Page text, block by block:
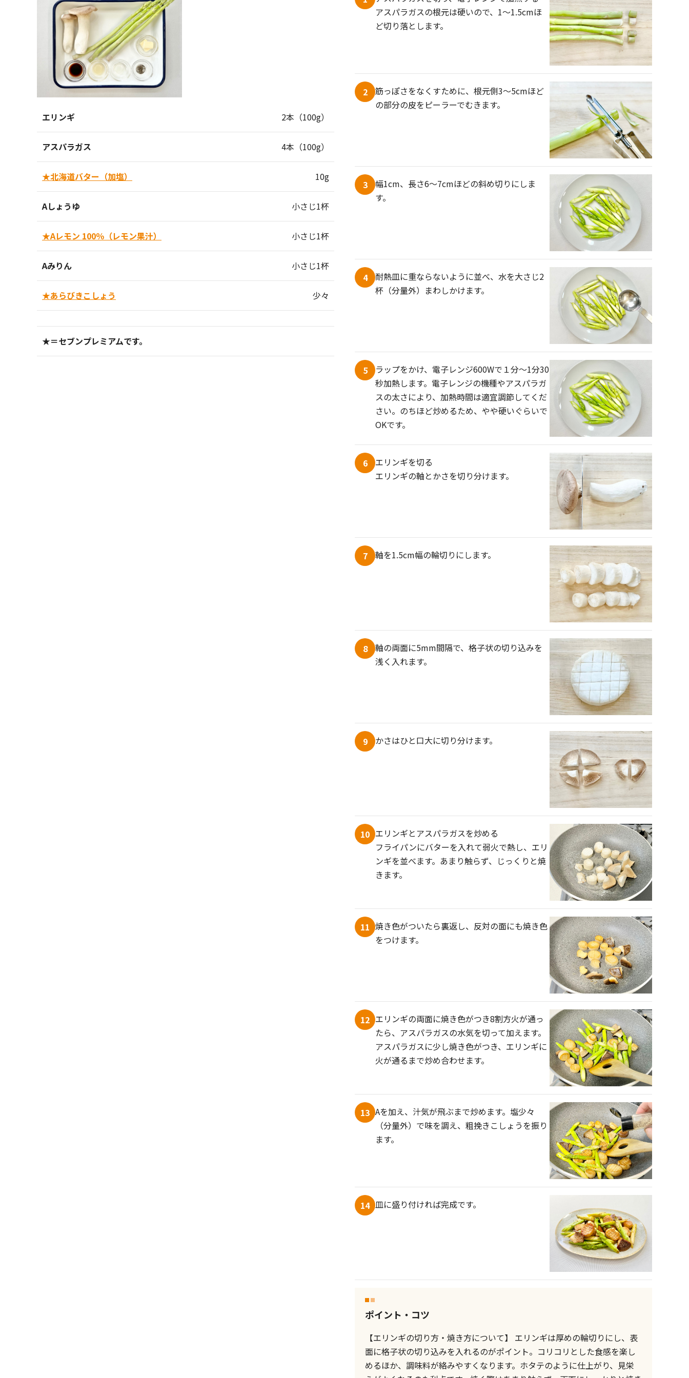
エリンギ 2本（100g）
アスパラガス 4本（100g）
★北海道バター（加塩） 10g
Aしょうゆ 小さじ1杯
★Aレモン 100％（レモン果汁） 小さじ1杯
Aみりん 小さじ1杯
★あらびきこしょう 少々
★＝セブンプレミアムです。
アスパラガスの根元は硬いので、1〜1.5cmほ
ど切り落とします。
2
筋っぽさをなくすために、根元側3〜5cmほど
の部分の皮をピーラーでむきます。
3
幅1cm、長さ6〜7cmほどの斜め切りにしま
す。
4
耐熱皿に重ならないように並べ、水を大さじ2
杯（分量外）まわしかけます。
5
ラップをかけ、電子レンジ600Wで１分〜1分30
秒加熱します。電子レンジの機種やアスパラガ
スの太さにより、加熱時間は適宜調節してくだ
さい。のちほど炒めるため、やや硬いぐらいで
OKです。
6
エリンギを切る
エリンギの軸とかさを切り分けます。
7 軸を1.5cm幅の輪切りにします。
8
軸の両面に5mm間隔で、格子状の切り込みを
浅く入れます。
9 かさはひと口大に切り分けます。
10 エリンギとアスパラガスを炒める
フライパンにバターを入れて弱火で熱し、エリ
ンギを並べます。あまり触らず、じっくりと焼
きます。
11 焼き色がついたら裏返し、反対の面にも焼き色
をつけます。
12 エリンギの両面に焼き色がつき8割方火が通っ
たら、アスパラガスの水気を切って加えます。
アスパラガスに少し焼き色がつき、エリンギに
火が通るまで炒め合わせます。
13 Aを加え、汁気が飛ぶまで炒めます。塩少々
（分量外）で味を調え、粗挽きこしょうを振り
ます。
14 皿に盛り付ければ完成です。
ポイント・コツ
【エリンギの切り方・焼き方について】 エリンギは厚めの輪切りにし、表
面に格子状の切り込みを入れるのがポイント。コリコリとした食感を楽し
めるほか、調味料が絡みやすくなります。ホタテのように仕上がり、見栄